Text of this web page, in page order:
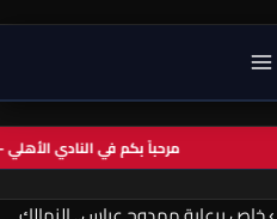
مرحباً بكم في النادي